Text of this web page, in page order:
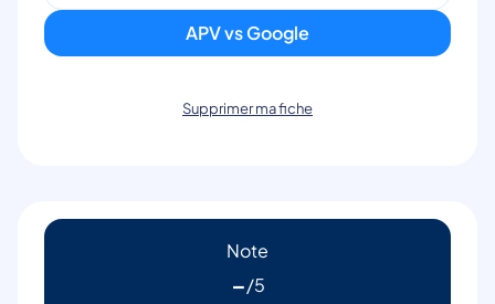
APV vs Google
Supprimer ma fiche
Note
-